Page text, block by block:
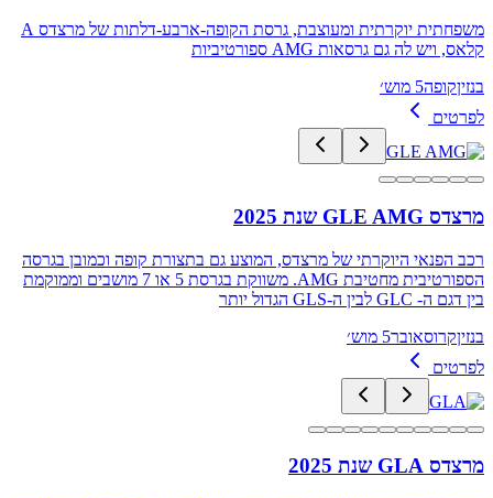
משפחתית יוקרתית ומעוצבת, גרסת הקופה-ארבע-דלתות של מרצדס A
קלאס, ויש לה גם גרסאות AMG ספורטיביות
בנזיןקופה5 מוש׳
לפרטים
מרצדס GLE AMG שנת 2025
רכב הפנאי היוקרתי של מרצדס, המוצע גם בתצורת קופה וכמובן בגרסה
הספורטיבית מחטיבת AMG. משווקת בגרסת 5 או 7 מושבים וממוקמת
בין דגם ה- GLC לבין ה-GLS הגדול יותר
בנזיןקרוסאובר5 מוש׳
לפרטים
מרצדס GLA שנת 2025